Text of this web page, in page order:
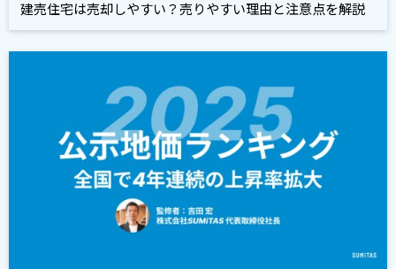
建売住宅は売却しやすい？売りやすい理由と注意点を解説